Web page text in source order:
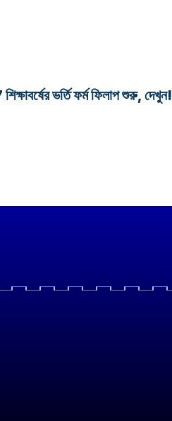
ভর্তি ফর্ম ফিলাপ শুরু, দেখুন!